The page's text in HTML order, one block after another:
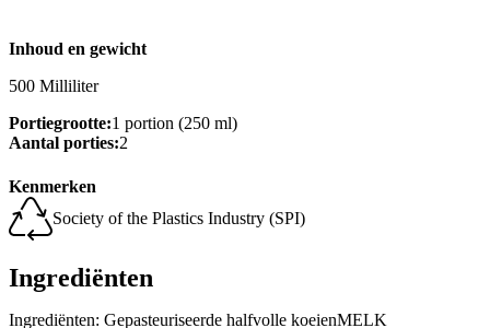
Inhoud en gewicht
500 Milliliter
Portiegrootte:1 portion (250 ml)
Aantal porties:2
Kenmerken
Society of the Plastics Industry (SPI)
Ingrediënten
Ingrediënten: Gepasteuriseerde halfvolle koeienMELK